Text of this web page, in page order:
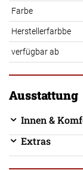
Farbe
Herstellerfarbbe
verfügbar ab
Ausstattung
Innen &
Extras